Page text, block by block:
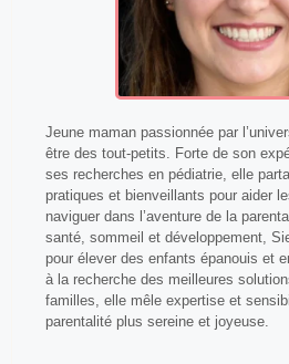
Jeune maman passionnée par
être des tout-petits. Forte de son
ses recherches en pédiatrie, elle
pratiques et bienveillants pour aider
naviguer dans l’aventure de la
santé, sommeil et développement,
pour élever des enfants épanouis et
à la recherche des meilleures
familles, elle mêle expertise et
parentalité plus sereine et joyeuse.